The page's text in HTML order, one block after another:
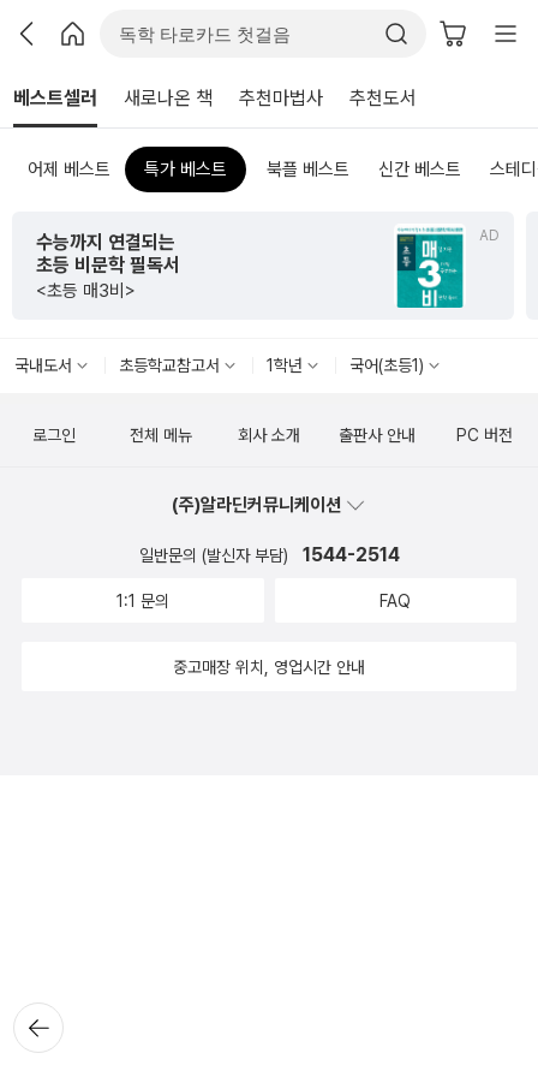
베스트셀러 새로나온 책 추천마법사 추천도서
어제 베스트 특가 베스트 북플 베스트 신간 베스트 스테
AD
수능까지 연결되는
초등 비문학 필독서
<초등 매3비>
국내도서 초등학교참고서 1학년 국어(초등1)
뒤로가
기
로그인 전체 메뉴 회사 소개 출판사 안내 PC 버전
(주)알라딘커뮤니케이션
일반문의 (발신자 부담) 1544-2514
1:1 문의 FAQ
중고매장 위치, 영업시간 안내